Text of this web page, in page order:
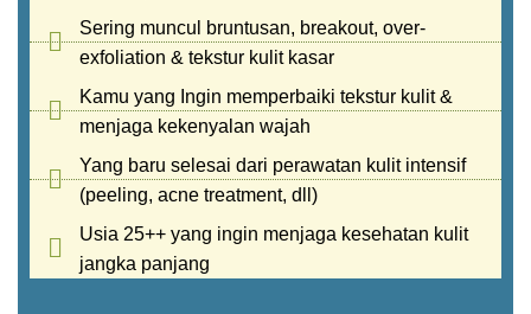
Sering muncul bruntusan, breakout, over-
exfoliation & tekstur kulit kasar
Kamu yang Ingin memperbaiki tekstur kulit &
menjaga kekenyalan wajah
Yang baru selesai dari perawatan kulit intensif
(peeling, acne treatment, dll)
Usia 25++ yang ingin menjaga kesehatan kulit
jangka panjang